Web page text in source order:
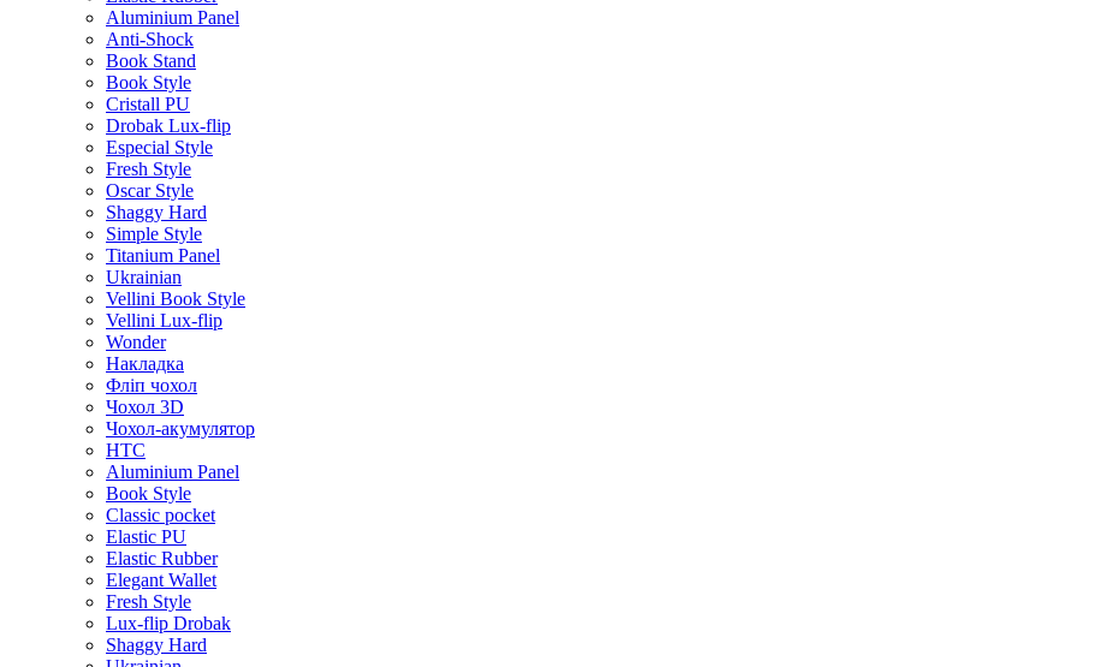
Aluminium Panel
Anti-Shock
Book Stand
Book Style
Cristall PU
Drobak Lux-flip
Especial Style
Fresh Style
Oscar Style
Shaggy Hard
Simple Style
Titanium Panel
Ukrainian
Vellini Book Style
Vellini Lux-flip
Wonder
Накладка
Фліп чохол
Чохол 3D
Чохол-акумулятор
HTC
Aluminium Panel
Book Style
Classic pocket
Elastic PU
Elastic Rubber
Elegant Wallet
Fresh Style
Lux-flip Drobak
Shaggy Hard